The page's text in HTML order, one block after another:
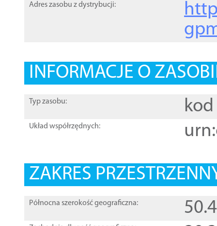
Adres zasobu z dystrybucji:
INFORMACJE O
Typ zasobu: kod
Układ współrzędnych:
ZAKRES
Północna szerokość geograficzna: